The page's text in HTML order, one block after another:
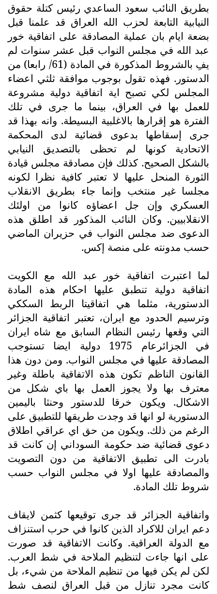
بطريق النائب سعود الساعدي رئيس كتلة حقوق
النيابية التابعة لحزب الله العراق قد علمنا قبل
بضعة ايام بان عملية المصادقة على اتفاقية خور
عبد الله في مجلس النواب قبل عشر سنوات لم
يفِ بالشروط المذكورة في المادة (61/ رابعا) من
الدستور. فهذه تقول بوجوب موافقة ثلثي اعضاء
المجلس لكي تصبح اية اتفاقية دولية مشروعة
للعمل بها في العراق، بينما ما جرى في تلك
الفترة هو إقرارها بالاغلبية البسيطة. وانه بهذا قد
جرى إسقاطها بدعوى قضائية لدى المحكمة
الاتحادية كونها لم تحظى بالتصديق النيابي
بالشكل الصحيح. كذلك فإن مصادقة مجلس قيادة
الثورة المنحل عليها لا تعتبر كافية نظرا لكونه
مجلسا غير منتخب وإنما جاء بطريق الانقلاب
العسكري وإن جل اعضاؤه كانوا من اولئك
الانقلابيين. وكان النائب المذكور قد اطلق هذه
الدعوى ضد مجلس النواب في حزيران الماضي
حسب مدونته على منصة إكس.
لما اعتبرت اتفاقية خور عبد الله مع الكويت
اتفاقية دولية تنطبق عليها احكام هذه المادة
الدستورية، مثلما هي اتفاقيتا الربط السككي
وترسيم الحدود مع ايران، تعتبر اتفاقية الجزائر
التي وقعها رئيس النظام السابق مع شاه ايران
في الجزائرعام 1975 دولية ايضا تستوجب
المصادقة عليها في مجلس النواب. ومن دون هذا
القانون الناظم تكون هذه الاتفاقية باطلة وغير
معترف بها ولا يجوز العمل بها باي شكل من
الاشكال. ويكون خرقا للدستور وحنثا باليمين
الدستورية لو انها قد وجدت طريقها للتطبيق على
الرغم من ذلك. ويكون من حق اي عراقي اطلاق
دعوى قضائية ضد حكومة السوداني إن كانت قد
بادرت الى تطبيق الاتفاقية من دون التصويت
والمصادقة عليها اولا في مجلس النواب حسب
شروط تلك المادة.
واتفاقية الجزائر قد جرى توقيعها كثمن لايقاف
دعم ايران للاكراد الذين كانوا في حرب استنزاف
مع الدولة العراقية. وكانت الاتفاقية قد صورت
على انها جاءت لتنظيم الملاحة في شط العرب.
لكن لم يكن فيها من تنظيم الملاحة من شيء، بل
كانت مجرد تنازل من قبل العراق لنصف شط